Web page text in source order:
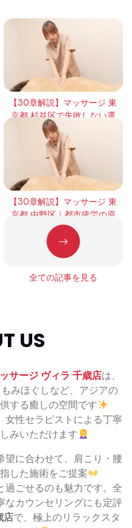
【30章解説】マッサージ 東
京都 杉並区で失敗しない選
び方｜頻度・効果・体感の
違いを徹底整理
【30章解説】マッサージ 東
京都 中野区｜都市疲労の原
因と正しい整え方
全ての記事を見る
US
サージ ヴィラ 千歳店は、
みほぐしなど、アジアの
する癒しの空間です
女性セラピストによる丁寧
みいただけます
望に合わせて、肩こり・腰
した施術をご提案
過ごせるのも魅力です。全
なカウンセリングにも定評
店で、極上のリラックスタ